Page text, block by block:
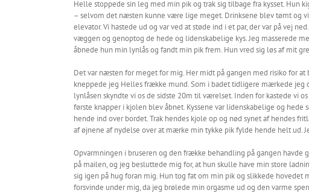
Helle stoppede sin leg med min pik og trak sig tilbage fra kysset. Hun
– selvom det næsten kunne være lige meget. Drinksene blev tømt og
elevator. Vi hastede ud og var ved at støde ind i et par, der var på vej
væggen og genoptog de hede og lidenskabelige kys. Jeg masserede
åbnede hun min lynlås og fandt min pik frem. Hun vred sig løs af mit
Det var næsten for meget for mig. Her midt på gangen med risiko for
kneppede jeg Helles frække mund. Som i badet tidligere mærkede jeg
lynlåsen skyndte vi os de sidste 20m til værelset. Inden for kastede vi
første knapper i kjolen blev åbnet. Kyssene var lidenskabelige og
hende ind over bordet. Trak hendes kjole op og nød synet af hendes
af øjnene af nydelse over at mærke min tykke pik fylde hende helt ud.
Opvarmningen i bruseren og den frække behandling på gangen havde
på mailen, og jeg besluttede mig for, at hun skulle have min store
sig igen på hug foran mig. Hun tog fat om min pik og slikkede hovedet
forsvinde under mig, da jeg brølede min orgasme ud og den varme